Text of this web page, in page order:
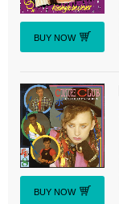
BUY NOW
BUY NOW